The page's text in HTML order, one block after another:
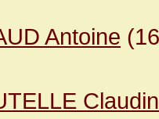
Antoine